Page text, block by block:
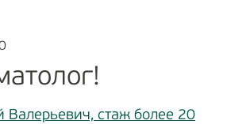
стаж более 20